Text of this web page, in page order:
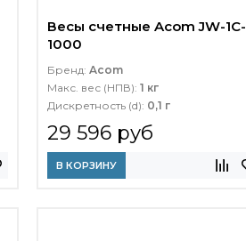
Весы счетные Acom JW-1C-
1000
Бренд: Acom
Макс. вес (НПВ): 1 кг
Дискретность (d): 0,1 г
29 596 руб
В КОРЗИНУ